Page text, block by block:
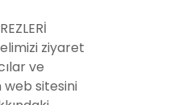
ziyaret
ve
web sitesini